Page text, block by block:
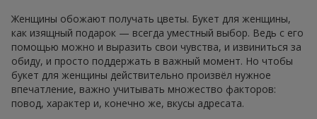
Женщины обожают получать цветы. Букет для женщины,
как изящный подарок — всегда уместный выбор. Ведь с его
помощью можно и выразить свои чувства, и извиниться за
обиду, и просто поддержать в важный момент. Но чтобы
букет для женщины действительно произвёл нужное
впечатление, важно учитывать множество факторов:
повод, характер и, конечно же, вкусы адресата.